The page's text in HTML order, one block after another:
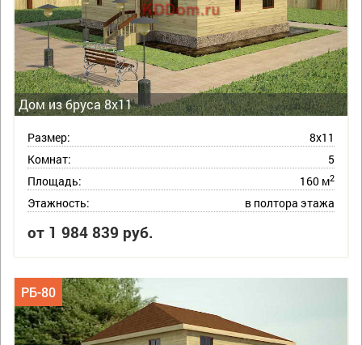
Дом из бруса 8х11
Размер:
8х11
Комнат:
5
Площадь:
160 м2
Этажность: в полтора этажа
от 1 984 839 руб.
РБ-80